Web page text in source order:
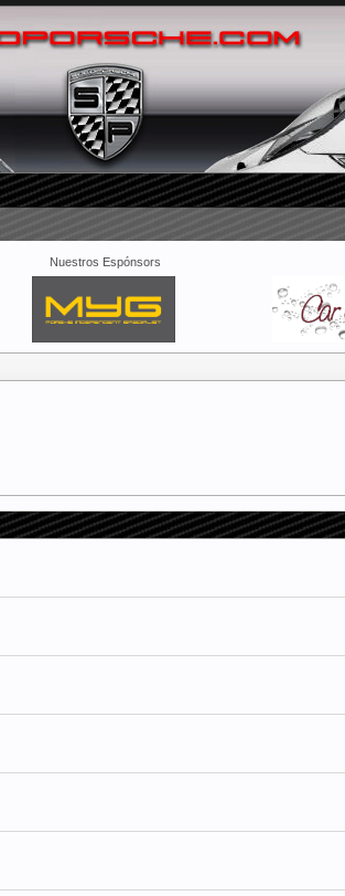
Nuestros Espónsors